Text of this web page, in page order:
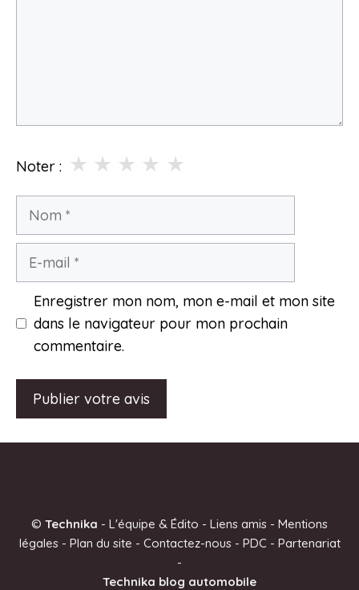
Noter : ★
★
★
★
★
Nom
Enregistrer mon nom, mon e-mail et mon site
dans le navigateur pour mon prochain
commentaire.
n
© Technika - L'équipe & Édito - Liens amis - Mentions
légales- Plan du site - Contactez-nous- PDC - Partenariat
-
Technika blog automobile